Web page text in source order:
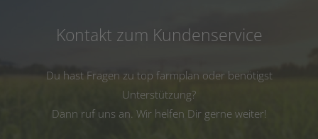
Kontakt zum Kundenservice
Du hast Fragen zu top farmplan oder benötigst
Unterstützung?
Dann ruf uns an. Wir helfen Dir gerne weiter!